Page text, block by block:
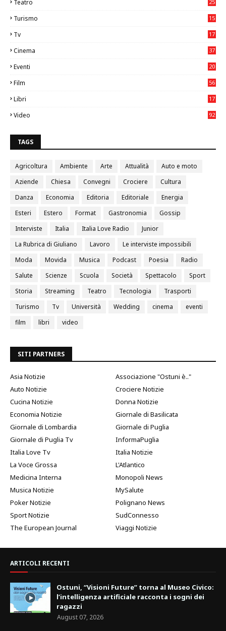
Teatro
25
Turismo
15
Tv
17
Cinema
37
Eventi
20
Film
56
Libri
17
Video
92
TAGS
Agricoltura Ambiente Arte Attualità
Auto e moto
Aziende
Chiesa Convegni Crociere
Cultura
Danza
Economia Editoria Editoriale
Energia
Esteri
Estero Format Gastronomia
Gossip
Interviste
Italia Italia Love Radio
Junior
La Rubrica di Giuliano
Lavoro
Le interviste impossibili
Moda
Movida Musica Podcast Poesia
Radio
Salute
Scienze Scuola Società Spettacolo
Sport
Storia
Streaming Teatro Tecnologia
Trasporti
Turismo
Tv Università Wedding cinema
eventi
film
libri video
SITI PARTNERS
Asia Notizie
Associazione "Ostuni è.."
Auto Notizie
Crociere Notizie
Cucina Notizie
Donna Notizie
Economia Notizie
Giornale di Basilicata
Giornale di Lombardia
Giornale di Puglia
Giornale di Puglia Tv
InformaPuglia
Italia Love Tv
Italia Notizie
La Voce Grossa
L'Atlantico
Medicina Interna
Monopoli News
Musica Notizie
MySalute
Poker Notizie
Polignano News
Sport Notizie
SudConnesso
The European Journal
Viaggi Notizie
ARTICOLI RECENTI
Ostuni, “Visioni Future” torna al Museo Civico:
l’intelligenza artificiale racconta i sogni dei
ragazzi
August 07, 2026